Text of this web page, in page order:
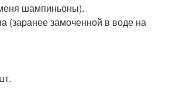
шампиньоны).
(заранее замоченной в воде на